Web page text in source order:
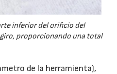
inferior del orificio del
proporcionando una total
de la herramienta),